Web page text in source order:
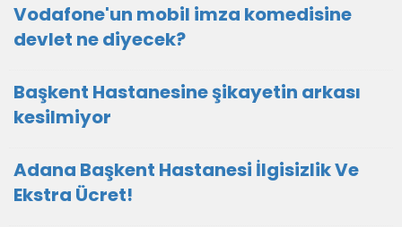
Vodafone'un mobil imza komedisine
devlet ne diyecek?
Başkent Hastanesine şikayetin arkası
kesilmiyor
Adana Başkent Hastanesi İlgisizlik Ve
Ekstra Ücret!